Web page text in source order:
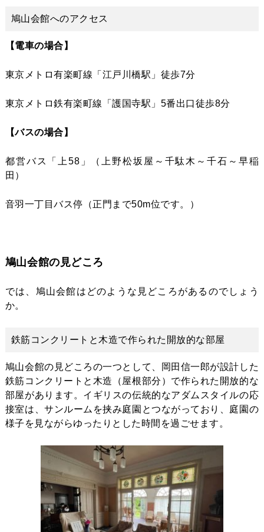
鳩山会館へのアクセス
【電車の場合】
東京メトロ有楽町線「江戸川橋駅」徒歩7分
東京メトロ鉄有楽町線「護国寺駅」5番出口徒歩8分
【バスの場合】
都営バス「上58」（上野松坂屋～千駄木～千石～早稲
田）
音羽一丁目バス停（正門まで50m位です。）
鳩山会館の見どころ
では、鳩山会館はどのような見どころがあるのでしょう
か。
鉄筋コンクリートと木造で作られた開放的な部屋
鳩山会館の見どころの一つとして、岡田信一郎が設計した
鉄筋コンクリートと木造（屋根部分）で作られた開放的な
部屋があります。イギリスの伝統的なアダムスタイルの応
接室は、サンルームを挟み庭園とつながっており、庭園の
様子を見ながらゆったりとした時間を過ごせます。